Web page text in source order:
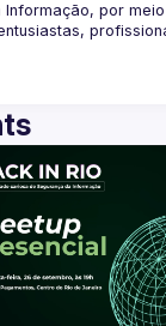
Informação, por